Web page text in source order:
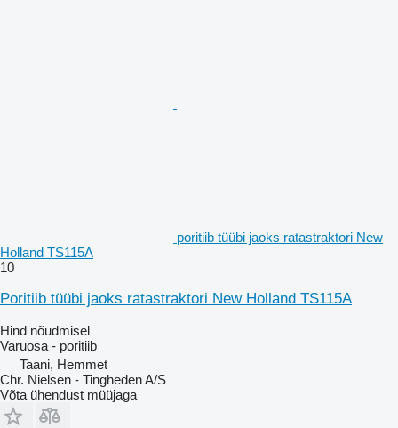
poritiib tüübi jaoks ratastraktori New
Holland TS115A
10
Poritiib tüübi jaoks ratastraktori New Holland TS115A
Hind nõudmisel
Varuosa - poritiib
Taani, Hemmet
Chr. Nielsen - Tingheden A/S
Võta ühendust müüjaga